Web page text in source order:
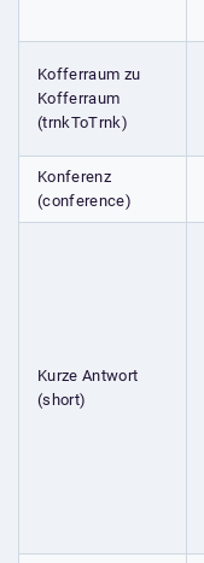
Kofferraum zu
Kofferraum
(trnkToTrnk)
Konferenz
(conference)
Kurze Antwort
(short)